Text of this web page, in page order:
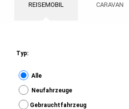
REISEMOBIL CARAVAN
Typ:
Alle
Neufahrzeuge
Gebrauchtfahrzeug